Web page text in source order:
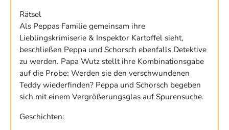
Rätsel
Als Peppas Familie gemeinsam ihre
Lieblingskrimiserie & Inspektor Kartoffel sieht,
beschließen Peppa und Schorsch ebenfalls Detektive
zu werden. Papa Wutz stellt ihre Kombinationsgabe
auf die Probe: Werden sie den verschwundenen
Teddy wiederfinden? Peppa und Schorsch begeben
sich mit einem Vergrößerungsglas auf Spurensuche.
Geschichten: